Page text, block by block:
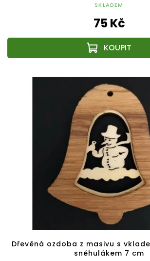
SKLADEM
75 Kč
Dřevěná ozdoba z masivu s
sněhulákem 7 cm